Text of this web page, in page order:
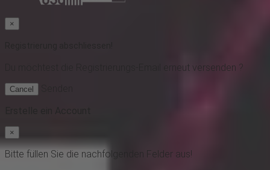
×
die Registrierungs-Email erneut versenden ?
Cancel
×
Bitte füllen Sie die nachfolgenden Felder aus!